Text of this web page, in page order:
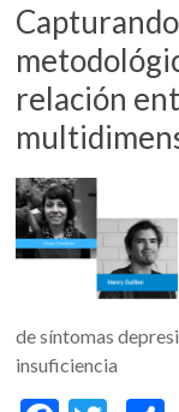
k
r
relación
de síntomas
insuficiencia